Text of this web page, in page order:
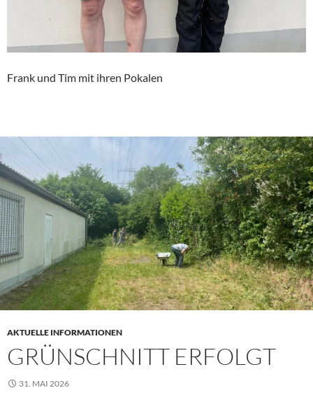
Frank und Tim mit ihren Pokalen
AKTUELLE INFORMATIONEN
GRÜNSCHNITT ERFOLGT
31. MAI 2026